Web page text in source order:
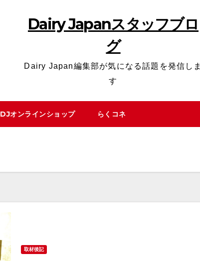
Dairy Japanスタッフブロ
グ
Dairy Japan編集部が気になる話題を発信しま
す
DJオンラインショップ らくコネ
取材後記